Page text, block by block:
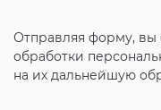
Отправляя форму, вы
обработки
на их дальнейшую